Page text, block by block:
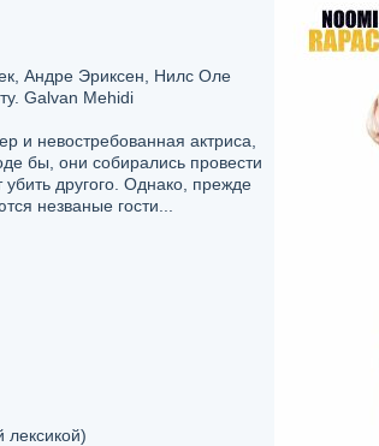
Андре Эриксен, Нилс Оле
Galvan Mehidi
и невостребованная актриса,
бы, они собирались провести
другого. Однако, прежде
незваные гости...
лексикой)